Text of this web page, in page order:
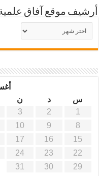
أرشيف موقع آفاق علمية
أرشيف
موقع
س
د ن
1
2
3
8
9
10
15
16
17
22
23
24
29
30
31